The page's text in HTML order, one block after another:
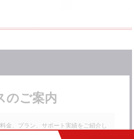
のご案内
金、プラン、サポート実績をご紹介し